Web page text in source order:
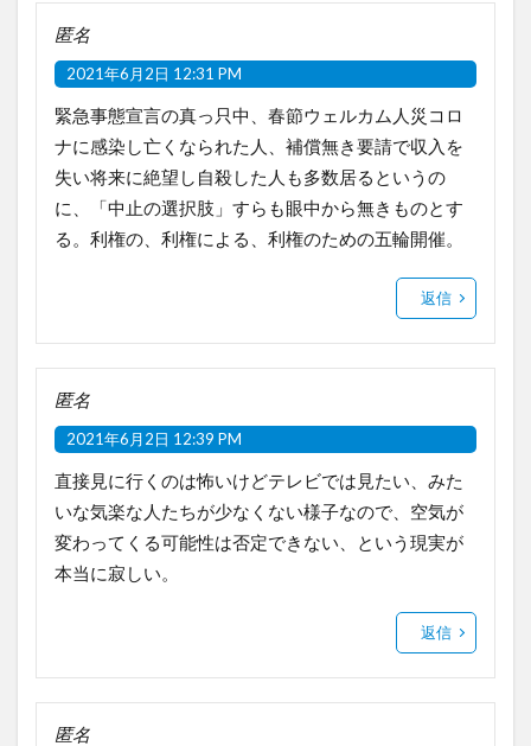
匿名
2021年6月2日 12:31 PM
緊急事態宣言の真っ只中、春節ウェルカム人災コロ
ナに感染し亡くなられた人、補償無き要請で収入を
失い将来に絶望し自殺した人も多数居るというの
に、「中止の選択肢」すらも眼中から無きものとす
る。利権の、利権による、利権のための五輪開催。
返信
匿名
2021年6月2日 12:39 PM
直接見に行くのは怖いけどテレビでは見たい、みた
いな気楽な人たちが少なくない様子なので、空気が
変わってくる可能性は否定できない、という現実が
本当に寂しい。
返信
匿名